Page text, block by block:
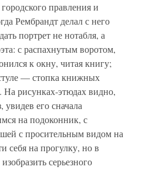
правления и
Рембрандт делал с него
портрет не нотабля, а
с распахнутым воротом,
к окну, читая книгу;
— стопка книжных
На рисунках-этюдах видно,
увидев его сначала
на подоконник, с
с просительным видом на
себя на прогулку, но в
серьезного